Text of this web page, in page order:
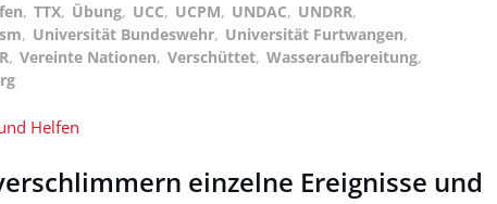
, TTX, Übung, UCC, UCPM, UNDAC, UNDRR,
, Universität Bundeswehr, Universität Furtwangen,
, Vereinte Nationen, Verschüttet, Wasseraufbereitung,
einzelne Ereignisse und